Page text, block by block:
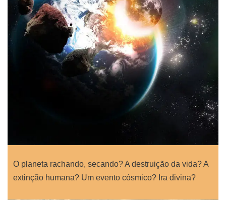
O planeta rachando, secando? A destruição da vida? A
extinção humana? Um evento cósmico? Ira divina?